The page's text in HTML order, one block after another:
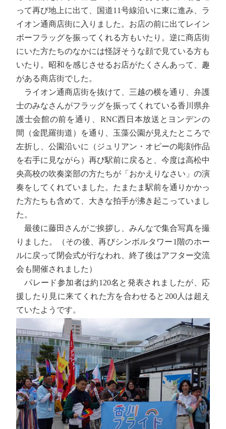
って再び地上に出て、国道11号線沿いに東に進み、ラ
イオン通商店街に入りました。お店の前に出てレイン
ボーフラッグを振ってくれる方もいたり。逆に商店街
にいた方たちのなかには怪訝そうな顔で見ている方も
いたり。昭和を感じさせるお店がたくさんあって、趣
がある商店街でした。
ライオン通商店街を抜けて、三越の横を通り、弁護
士のみなさんがフラッグを振ってくれている香川県弁
護士会館の前を通り、RNC西日本放送とヨンデンの
間（金毘羅街道）を通り、玉藻公園が見えたところで
左折し、公園沿いに（ジュリアン・オピーの彫刻作品
を右手に見ながら）再び駅前に戻ると、今度は高松中
央高校の吹奏楽部の方たちが「おかえりなさい」の演
奏をしてくれていました。たまたま駅前を通りかかっ
た方たちも含めて、大きな拍手が沸き起こっていまし
た。
最後に藤田さんがご挨拶し、みんなで集合写真を撮
りました。（その後、再びシンボルタワー1階のホー
ルに戻って閉会式が行なわれ、終了後はアフター交流
会も開催されました）
パレード参加者は約120名と発表されましたが、応
援したり見に来てくれた方を合わせると200人は超え
ていたようです。